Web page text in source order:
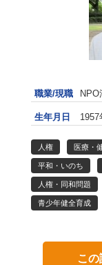
職業/現職
生年月日 1957
人権 医療・
平和・いのち
人権・同和問題
青少年健全育成
こ